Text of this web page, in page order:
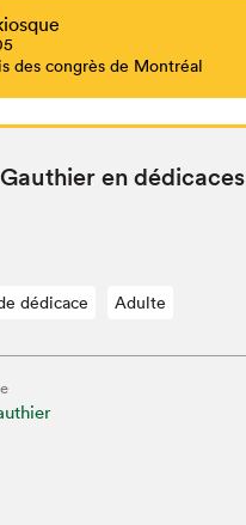
des congrès de Montréal
en dédicaces
dédicace Adulte